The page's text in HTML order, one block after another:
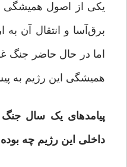
یکی از اصول همیشگی
برق‌آسا و انتقال آن
اما در حال حاضر جنگ
همیشگی این رژیم به
پیامدهای یک سال
داخلی این رژیم چه